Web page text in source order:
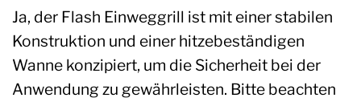
Ja, der Flash Einweggrill ist mit einer stabilen
Konstruktion und einer hitzebeständigen
Wanne konzipiert, um die Sicherheit bei der
Anwendung zu gewährleisten. Bitte beachten